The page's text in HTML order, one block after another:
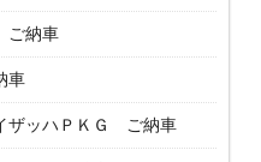
納車
車
ッハＰＫＧ ご納車